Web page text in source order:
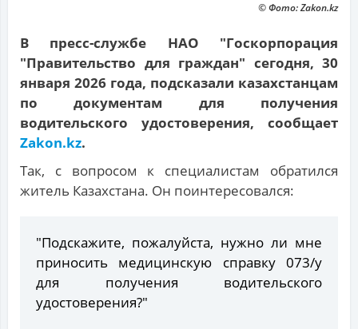
© Фото: Zakon.kz
В пресс-службе НАО "Госкорпорация
"Правительство для граждан" сегодня, 30
января 2026 года, подсказали казахстанцам
по документам для получения
водительского удостоверения, сообщает
Zakon.kz.
Так, с вопросом к специалистам обратился
житель Казахстана. Он поинтересовался:
"Подскажите, пожалуйста, нужно ли мне
приносить медицинскую справку 073/у
для получения водительского
удостоверения?"